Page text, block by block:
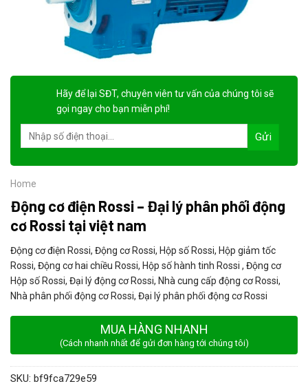
Hãy để lại SĐT, chuyên viên tư vấn của chúng tôi sẽ
gọi ngay cho bạn miễn phí!
Home
Động cơ điện Rossi – Đại lý phân phối động
cơ Rossi tại việt nam
Động cơ điện Rossi, Động cơ Rossi, Hộp số Rossi, Hộp giảm tốc
Rossi, Động cơ hai chiều Rossi, Hộp số hành tinh Rossi , Động cơ
Hộp số Rossi, Đại lý động cơ Rossi, Nhà cung cấp động cơ Rossi,
Nhà phân phối động cơ Rossi, Đại lý phân phối động cơ Rossi
MUA HÀNG NHANH
(Cách nhanh nhất để gửi đơn hàng tới chúng tôi)
SKU: bf9fca729e59